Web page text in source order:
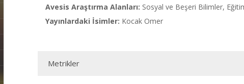
Avesis Araştırma Alanları: Sosyal ve Beşeri Bilimler,
Yayınlardaki İsimler: Kocak Omer
Metrikler